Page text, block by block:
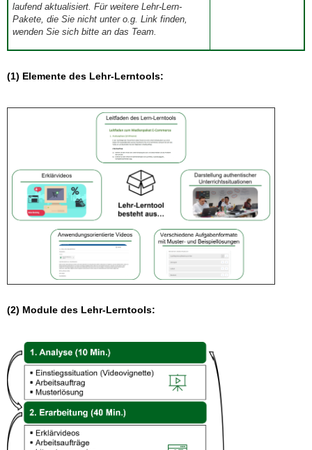
laufend aktualisiert. Für weitere Lehr-Lern-
Pakete, die Sienicht unter o.g. Link finden,
wenden Sie sich bitte an das Team.
(1) Elemente des Lehr-Lerntools:
(2) Module des Lehr-Lerntools: